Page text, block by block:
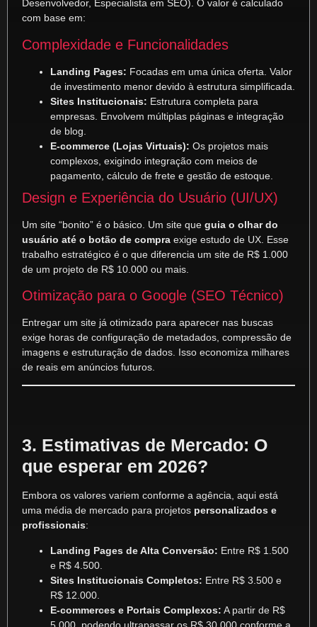
Desenvolvedor, Especialista em SEO). O valor é calculado
com base em:
Complexidade e Funcionalidades
Landing Pages: Focadas em uma única oferta. Valor
de investimento menor devido à estrutura simplificada.
Sites Institucionais: Estrutura completa para
empresas. Envolvem múltiplas páginas e integração
de blog.
E-commerce (Lojas Virtuais): Os projetos mais
complexos, exigindo integração com meios de
pagamento, cálculo de frete e gestão de estoque.
Design e Experiência do Usuário (UI/UX)
Um site “bonito” é o básico. Um site que guia o olhar do
usuário até o botão de compra exige estudo de UX. Esse
trabalho estratégico é o que diferencia um site de R$ 1.000
de um projeto de R$ 10.000 ou mais.
Otimização para o Google (SEO Técnico)
Entregar um site já otimizado para aparecer nas buscas
exige horas de configuração de metadados, compressão de
imagens e estruturação de dados. Isso economiza milhares
de reais em anúncios futuros.
3. Estimativas de Mercado: O
que esperar em 2026?
Embora os valores variem conforme a agência, aqui está
uma média de mercado para projetos personalizados e
profissionais:
Landing Pages de Alta Conversão: Entre R$ 1.500
e R$ 4.500.
Sites Institucionais Completos: Entre R$ 3.500 e
R$ 12.000.
E-commerces e Portais Complexos: A partir de R$
5.000, podendo ultrapassar os R$ 30.000 conforme a